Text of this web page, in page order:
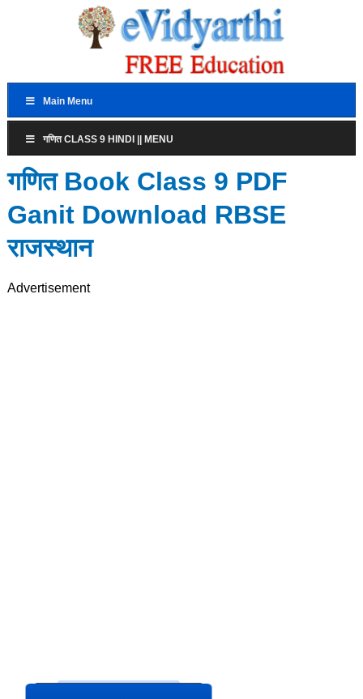
Main Menu
गणित CLASS 9 HINDI || MENU
गणित Book Class 9 PDF
Ganit Download RBSE
राजस्थान
Advertisement